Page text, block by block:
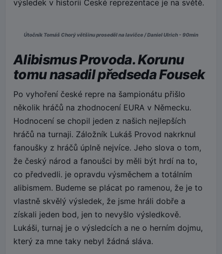
výsledek v historii České reprezentace je na světě.
Útočník Tomáš Chorý většinu proseděl na lavičce / Daniel Ulrich - 90min
Alibismus Provoda. Korunu
tomu nasadil předseda Fousek
Po vyhoření české repre na šampionátu přišlo
několik hráčů na zhodnocení EURA v Německu.
Hodnocení se chopil jeden z našich nejlepších
hráčů na turnaji. Záložník Lukáš Provod nakrknul
fanoušky z hráčů úplně nejvíce. Jeho slova o tom,
že český národ a fanoušci by měli být hrdí na to,
co předvedli. je opravdu výsměchem a totálním
alibismem. Budeme se plácat po ramenou, že je to
vlastně skvělý výsledek, že jsme hráli dobře a
získali jeden bod, jen to nevyšlo výsledkově.
Lukáši, turnaj je o výsledcích a ne o herním dojmu,
který za mne taky nebyl žádná sláva.